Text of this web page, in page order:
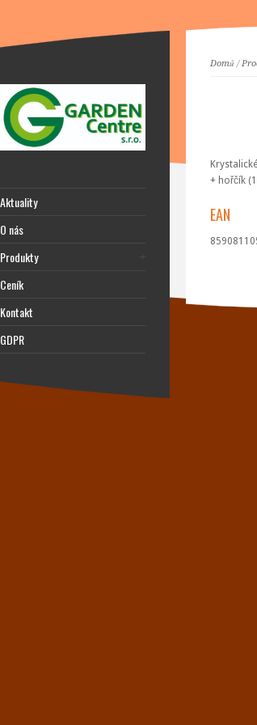
Domů /
+ hořčík
EAN
Aktuality
O nás
Produkty
Ceník
Kontakt
GDPR